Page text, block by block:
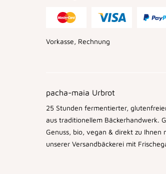
Vorkasse, Rechnung
pacha-maia Urbrot
25 Stunden fermentierter,
aus traditionellem Bäckerhandwerk.
Genuss, bio, vegan & direkt zu Ihnen
unserer Versandbäckerei mit